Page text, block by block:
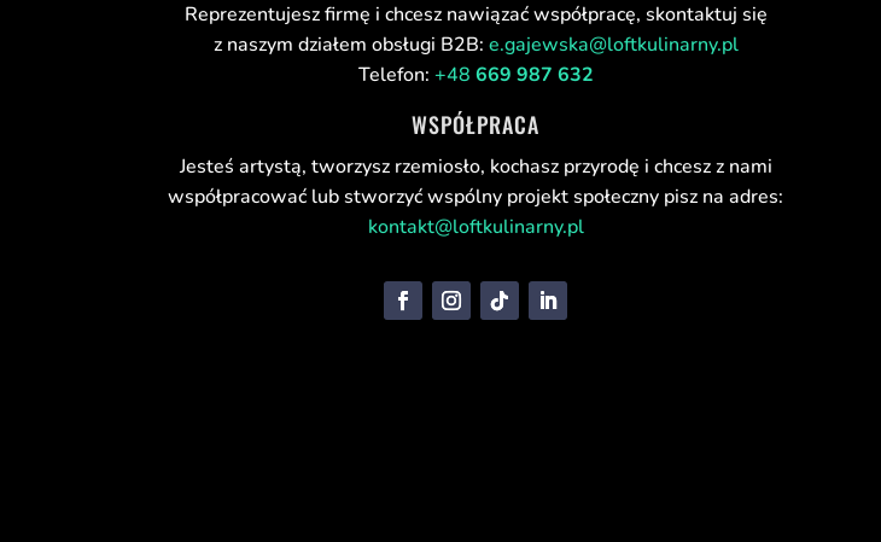
Reprezentujesz firmę i chcesz nawiązać współpracę, skontaktuj się
z naszym działem obsługi B2B: e.gajewska@loftkulinarny.pl
Telefon: +48 669 987 632
WSPÓŁPRACA
Jesteś artystą, tworzysz rzemiosło, kochasz przyrodę i chcesz z nami
współpracować lub stworzyć wspólny projekt społeczny pisz na adres:
kontakt@loftkulinarny.pl